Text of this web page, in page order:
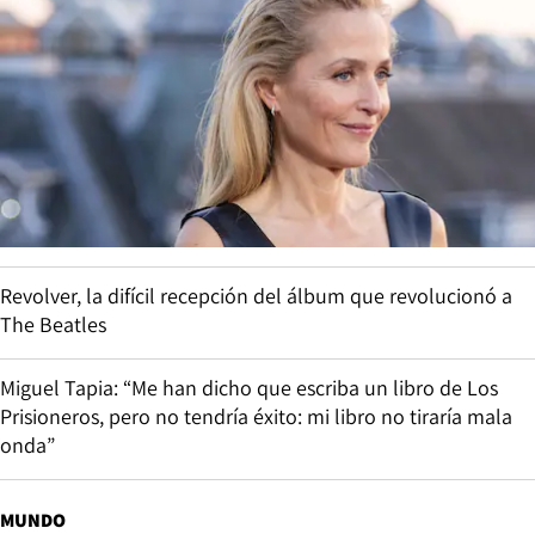
Revolver, la difícil recepción del álbum que revolucionó a
The Beatles
Miguel Tapia: “Me han dicho que escriba un libro de Los
Prisioneros, pero no tendría éxito: mi libro no tiraría mala
onda”
MUNDO